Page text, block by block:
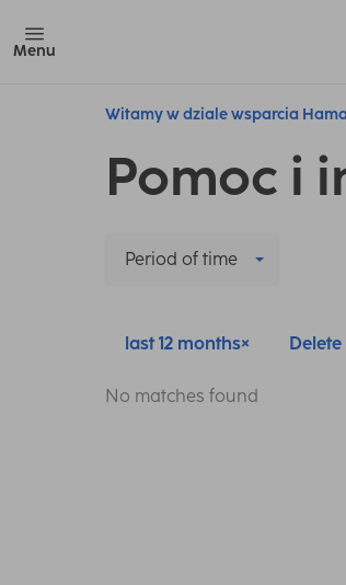
Menu
Witamy w dziale wsparcia Hama
Pomoc i
Period of time
last 12 months Delete
No matches found